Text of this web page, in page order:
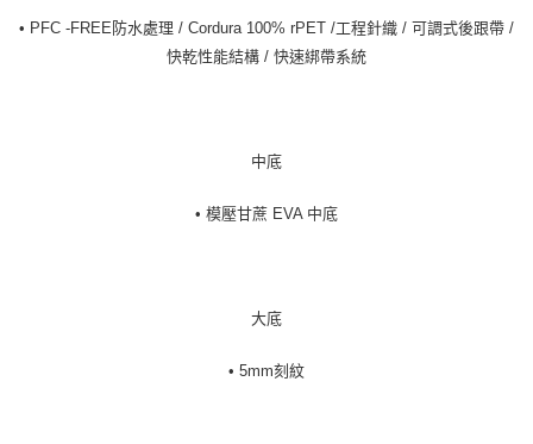
• PFC -FREE防水處理 / Cordura 100% rPET /工程針織 / 可調式後跟帶 /
快乾性能結構 / 快速綁帶系統
中底
• 模壓甘蔗 EVA 中底
大底
• 5mm刻紋